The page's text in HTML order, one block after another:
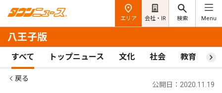
エリア 会社・IR 検索 Menu
八王子版
すべて トップニュース 文化 社会 教育 ス
戻る
公開日：2020.11.19